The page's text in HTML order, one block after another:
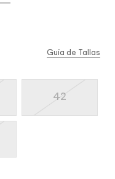
42
Guía de Tallas